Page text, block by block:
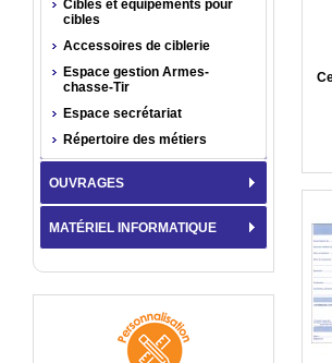
Cibles et équipements pour
cibles
Accessoires de ciblerie
Espace gestion Armes-
chasse-Tir
Espace secrétariat
Répertoire des métiers
OUVRAGES
MATÉRIEL INFORMATIQUE